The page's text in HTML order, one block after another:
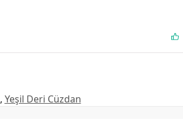
, Yeşil Deri Cüzdan